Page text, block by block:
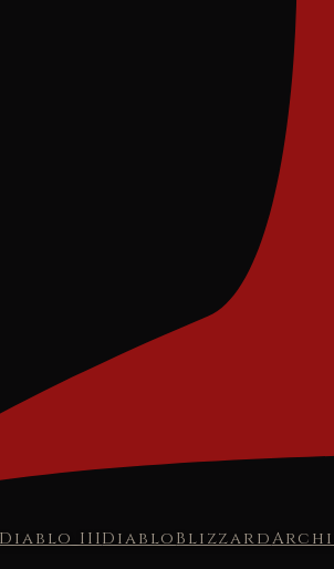
Diablo IIIDiabloBlizzard